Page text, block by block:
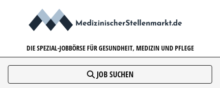
DIE SPEZIAL-JOBBÖRSE FÜR GESUNDHEIT, MEDIZIN UND PFLEGE
JOB SUCHEN